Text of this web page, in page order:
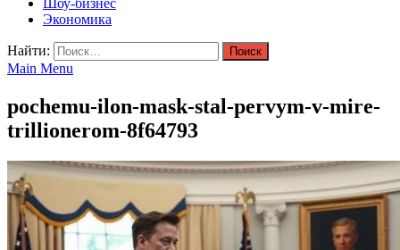
Шоу-бизнес
Экономика
Найти:
Main Menu
pochemu-ilon-mask-stal-pervym-v-mire-
trillionerom-8f64793